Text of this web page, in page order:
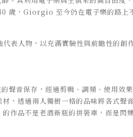
歲，Giorgio 至今仍在電子樂的路上
表人物，以充滿實驗性與前瞻性的創
音保存，經過剪輯、調頻、使用效
，透過兩人獨樹一格的品味將各式聲
品不是老酒新瓶的拼裝車，而是閃